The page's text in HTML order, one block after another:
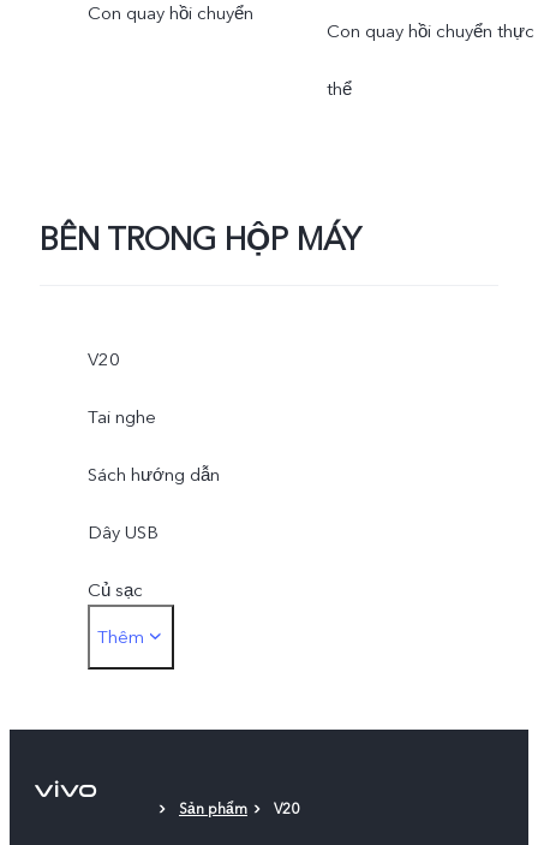
Con quay hồi chuyển
Con quay hồi chuyển thực
thể
BÊN TRONG HỘP MÁY
V20
Tai nghe
Sách hướng dẫn
Dây USB
Củ sạc
Que lấy sim
Thêm
Sản phẩm V20